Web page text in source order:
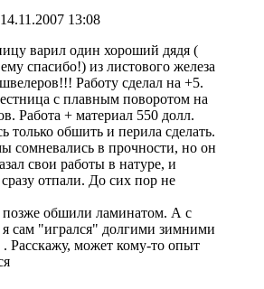
14.11.2007 13:08
варил один хороший дядя (
спасибо!) из листового железа
Работу сделал на +5.
с плавным поворотом на
Работа + материал 550 долл.
только обшить и перила сделать.
сомневались в прочности, но он
свои работы в натуре, и
отпали. До сих пор не
обшили ламинатом. А с
сам "игрался" долгими зимними
. Расскажу, может кому-то опыт